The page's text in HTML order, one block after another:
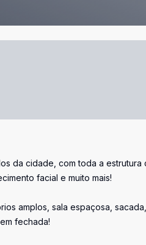
da cidade, com toda a
facial e muito mais!
amplos, sala espaçosa,
fechada!